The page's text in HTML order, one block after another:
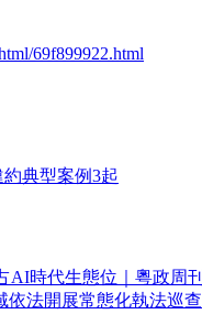
69f899922.html
典型案例3起
AI時代生態位｜粵政周刊
依法開展常態化執法巡查